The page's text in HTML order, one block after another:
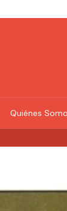
Quiénes